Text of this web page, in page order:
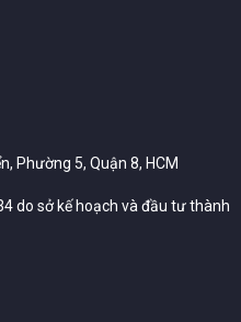
Phường 5, Quận 8, HCM
do sở kế hoạch và đầu tư thành